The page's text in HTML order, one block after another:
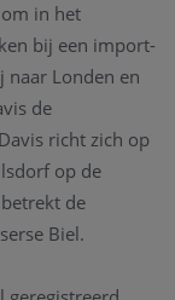
in het
bij een import-
Londen en
de
richt zich op
op de
de
Biel.